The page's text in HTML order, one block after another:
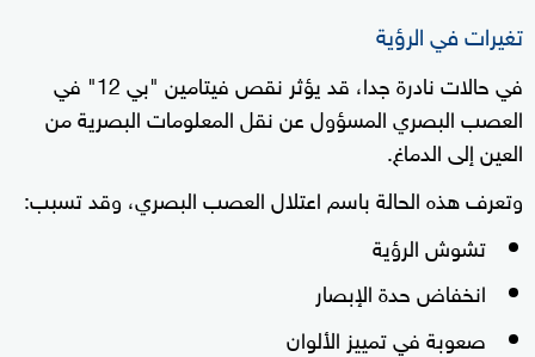
تغيرات في الرؤية
في حالات نادرة جدا، قد يؤثر نقص فيتامين "بي 12" في
العصب البصري المسؤول عن نقل المعلومات البصرية من
العين إلى الدماغ.
وتعرف هذه الحالة باسم اعتلال العصب البصري، وقد تسبب:
تشوش الرؤية
انخفاض حدة الإبصار
صعوبة في تمييز الألوان